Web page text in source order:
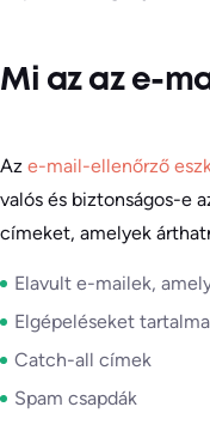
Mi az az e-
Az e-mail-ellenőrző
valós és biztonságos-e
címeket, amelyek
Elavult e-mailek,
Elgépeléseket
Catch-all címek
Spam csapdák